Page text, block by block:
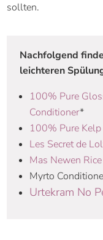
sollten.
Nachfolgend
leichteren
100% Pure
Conditioner*
100% Pure
Les Secret de
Mas Newen
Myrto
Urtekram No